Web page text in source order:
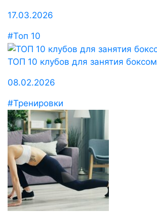
17.03.2026
#Топ 10
ТОП 10 клубов для занятия боксом
08.02.2026
#Тренировки